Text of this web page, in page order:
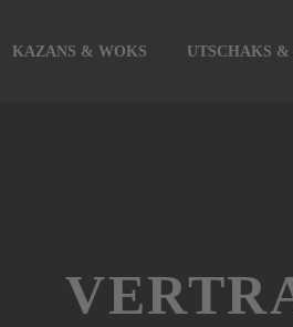
KAZANS & WOKS UTSCHAKS